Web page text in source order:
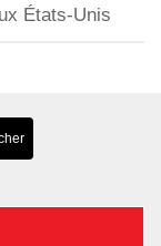
États-Unis